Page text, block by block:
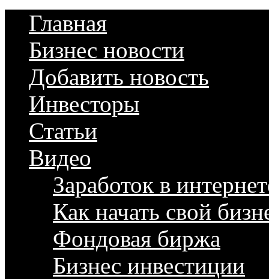
Главная
Бизнес новости
Добавить новость
Инвесторы
Статьи
Видео
Заработок в
Как начать свой
Фондовая биржа
Бизнес инвестиции